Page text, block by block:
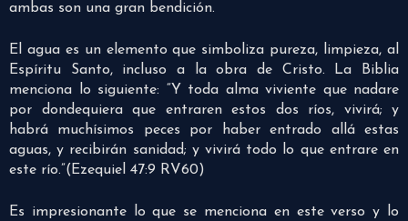
ambas son una gran bendición.
El agua es un elemento que simboliza pureza, limpieza, al
Espíritu Santo, incluso a la obra de Cristo. La Biblia
menciona lo siguiente: “Y toda alma viviente que nadare
por dondequiera que entraren estos dos ríos, vivirá; y
habrá muchísimos peces por haber entrado allá estas
aguas, y recibirán sanidad; y vivirá todo lo que entrare en
este río.”(Ezequiel 47:9 RV60)
Es impresionante lo que se menciona en este verso y lo